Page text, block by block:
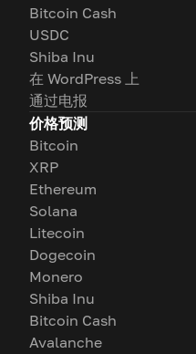
Bitcoin Cash
USDC
Shiba Inu
在 WordPress 上
通过电报
价格预测
Bitcoin
XRP
Ethereum
Solana
Litecoin
Dogecoin
Monero
Shiba Inu
Bitcoin Cash
Avalanche